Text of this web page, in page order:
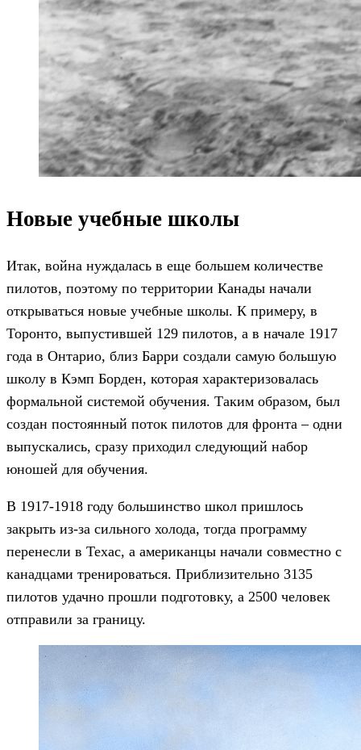
Новые учебные школы
Итак, война нуждалась в еще большем количестве
пилотов, поэтому по территории Канады начали
открываться новые учебные школы. К примеру, в
Торонто, выпустившей 129 пилотов, а в начале 1917
года в Онтарио, близ Барри создали самую большую
школу в Кэмп Борден, которая характеризовалась
формальной системой обучения. Таким образом, был
создан постоянный поток пилотов для фронта – одни
выпускались, сразу приходил следующий набор
юношей для обучения.
В 1917-1918 году большинство школ пришлось
закрыть из-за сильного холода, тогда программу
перенесли в Техас, а американцы начали совместно с
канадцами тренироваться. Приблизительно 3135
пилотов удачно прошли подготовку, а 2500 человек
отправили за границу.